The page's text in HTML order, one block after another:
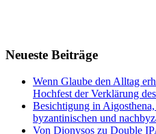
Neueste Beiträge
Wenn Glaube den Alltag
Hochfest der Verklärung
Besichtigung in
byzantinischen und
Von Dionysos zu Double